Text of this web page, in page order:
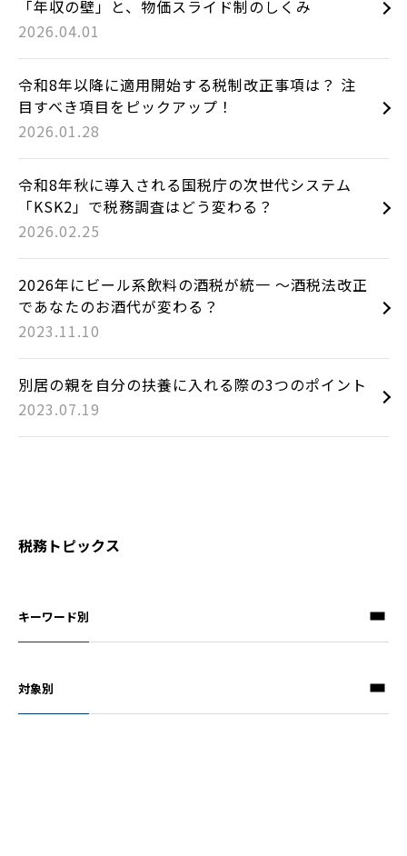
「年収の壁」と、物価スライド制のしくみ
2026.04.01
令和8年以降に適用開始する税制改正事項は？ 注
目すべき項目をピックアップ！
2026.01.28
令和8年秋に導入される国税庁の次世代システム
「KSK2」で税務調査はどう変わる？
2026.02.25
2026年にビール系飲料の酒税が統一 ～酒税法改正
であなたのお酒代が変わる？
2023.11.10
別居の親を自分の扶養に入れる際の3つのポイント
2023.07.19
税務トピックス
キーワード別
対象別